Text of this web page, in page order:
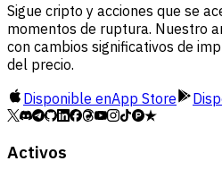
Sigue cripto y acciones que se
momentos de ruptura. Nuestro
con cambios significativos de
del precio.
Disponible enApp Store
Activos